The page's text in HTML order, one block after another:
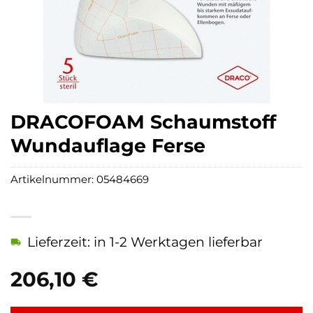
DRACOFOAM Schaumstoff
Wundauflage Ferse
206,10 €
Lieferzeit: in 1-2 Werktagen lieferbar
Artikelnummer: 05484669